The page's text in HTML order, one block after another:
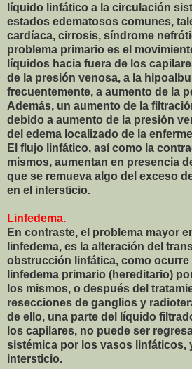
líquido linfático a la circulación
estados edematosos comunes,
cardíaca, cirrosis, síndrome
problema primario es el
líquidos hacia fuera de los
de la presión venosa, a la
frecuentemente, a aumento de la
Además, un aumento de la
debido a aumento de la presión
del edema localizado de la
El flujo linfático, así como la
mismos, aumentan en presencia
que se remueva algo del exceso
en el intersticio.
Linfedema.
En contraste, el problema mayor
linfedema, es la alteración del
obstrucción linfática, como ocurre
linfedema primario (hereditario)
los mismos, o después del
resecciones de ganglios y
de ello, una parte del líquido
los capilares, no puede ser
sistémica por los vasos linfáticos,
intersticio.